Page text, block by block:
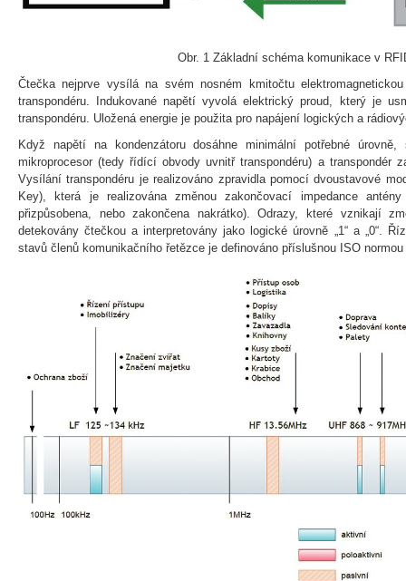
Obr. 1 Základní schéma komunikace v
Čtečka nejprve vysílá na svém nosném kmitočtu
transpondéru. Indukované napětí vyvolá elektrický proud, který je
transpondéru. Uložená energie je použita pro napájení logických a
Když napětí na kondenzátoru dosáhne minimální potřebné
mikroprocesor (tedy řídící obvody uvnitř transpondéru) a transpondér
Vysílání transpondéru je realizováno zpravidla pomocí dvoustavové
Key), která je realizována změnou zakončovací impedance
přizpůsobena, nebo zakončena nakrátko). Odrazy, které vznikají
detekovány čtečkou a interpretovány jako logické úrovně „1“ a „0“.
stavů členů komunikačního řetězce je definováno příslušnou ISO